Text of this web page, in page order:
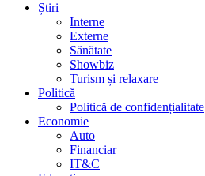
Știri
Interne
Externe
Sănătate
Showbiz
Turism și relaxare
Politică
Politică de confidențialitate
Economie
Auto
Financiar
IT&C